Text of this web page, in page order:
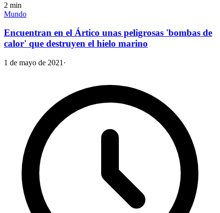
2 min
Mundo
Encuentran en el Ártico unas peligrosas 'bombas de
calor' que destruyen el hielo marino
1 de mayo de 2021 ·